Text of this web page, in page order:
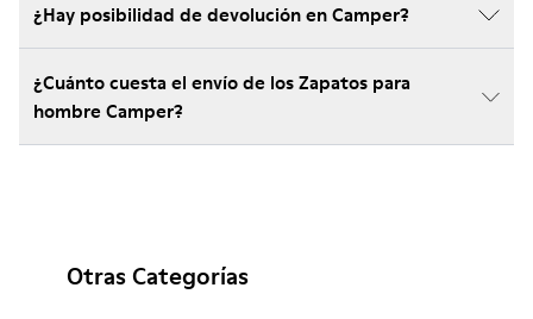
¿Hay posibilidad de devolución en Camper?
¿Cuánto cuesta el envío de los Zapatos para
hombre Camper?
Otras Categorías